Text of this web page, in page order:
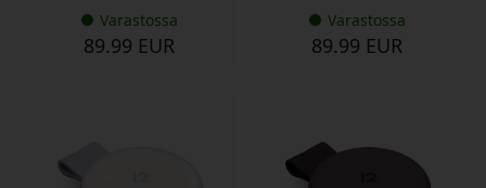
Varastossa
89.99 EUR
Varastossa
89.99 EUR